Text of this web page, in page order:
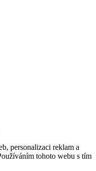
personalizaci reklam a
tohoto webu s tím